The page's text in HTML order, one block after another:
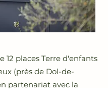
12 places Terre d'enfants
(près de Dol-de-
partenariat avec la